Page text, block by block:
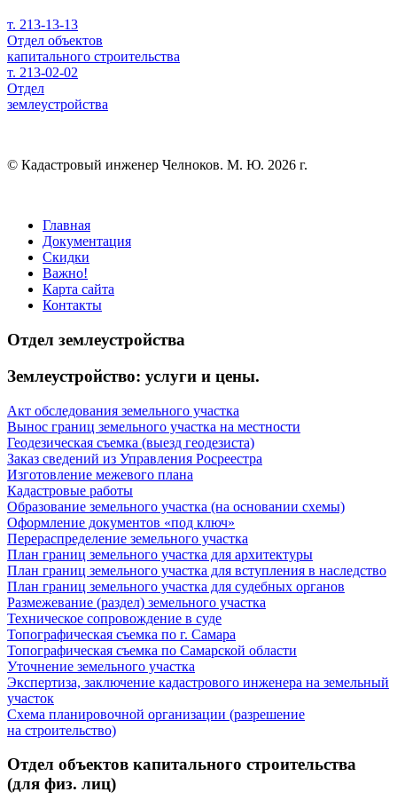
т. 213-13-13
Отдел объектов
капитального строительства
т. 213-02-02
Отдел
землеустройства
© Кадастровый инженер Челноков. М. Ю. 2026 г.
Главная
Документация
Скидки
Важно!
Карта сайта
Контакты
Отдел землеустройства
Землеустройство: услуги и цены.
Акт обследования земельного участка
Вынос границ земельного участка на местности
Геодезическая съемка (выезд геодезиста)
Заказ сведений из Управления Росреестра
Изготовление межевого плана
Кадастровые работы
Образование земельного участка (на основании схемы)
Оформление документов «под ключ»
Перераспределение земельного участка
План границ земельного участка для архитектуры
План границ земельного участка для вступления в наследство
План границ земельного участка для судебных органов
Размежевание (раздел) земельного участка
Техническое сопровождение в суде
Топографическая съемка по г. Самара
Топографическая съемка по Самарской области
Уточнение земельного участка
Экспертиза, заключение кадастрового инженера на земельный
участок
Схема планировочной организации (разрешение
на строительство)
Отдел объектов капитального строительства
(для физ. лиц)